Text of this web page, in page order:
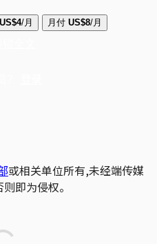
/月 月付 US$8/月
或相关单位所有,未经端传媒
即为侵权。